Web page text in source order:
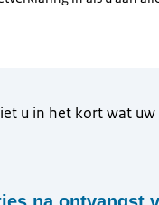
u in het kort wat